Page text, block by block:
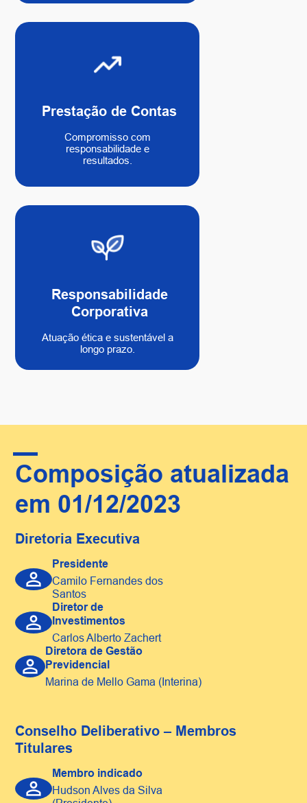
Prestação de Contas
Compromisso com
responsabilidade e
resultados.
Responsabilidade
Corporativa
Atuação ética e sustentável a
longo prazo.
Composição atualizada
em 01/12/2023
Diretoria Executiva
Presidente
Camilo Fernandes dos
Santos
Diretor de
Investimentos
Carlos Alberto Zachert
Diretora de Gestão
Previdencial
Marina de Mello Gama (Interina)
Conselho Deliberativo – Membros
Titulares
Membro indicado
Hudson Alves da Silva